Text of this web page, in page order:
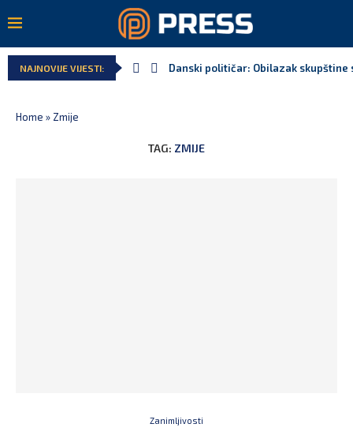
NAJNOVIJE VIJESTI: Danski političar: Obilazak skupštine
Home » Zmije
TAG: ZMIJE
Zanimljivosti